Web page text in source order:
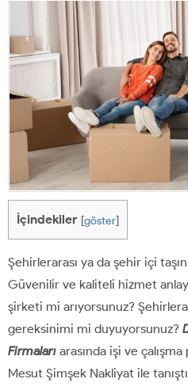
İçindekiler [göster]
Şehirlerarası ya da şehir içi
Güvenilir ve kaliteli hizmet
şirketi mi arıyorsunuz?
gereksinimi mi duyuyorsunuz?
Firmaları arasında işi ve
Mesut Şimşek Nakliyat ile